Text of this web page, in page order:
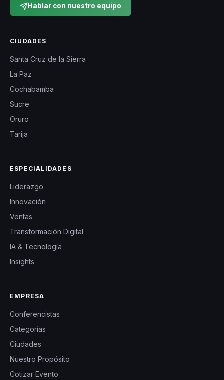
Hablar con nuestro equipo
CIUDADES
Santa Cruz de la Sierra
La Paz
Cochabamba
Sucre
Oruro
Tarija
ESPECIALIDADES
Liderazgo
Innovación
Ventas
Transformación Digital
IA & Tecnología
Insights
EMPRESA
Conferencistas
Categorías
Ciudades
Nuestro Propósito
Cotizar Evento